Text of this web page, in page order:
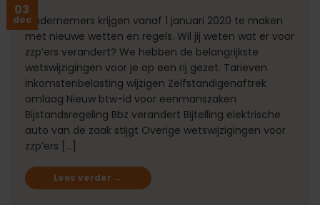
03
decOndernemers krijgen vanaf 1 januari 2020 te maken
met nieuwe wetten en regels. Wil jij weten wat er voor
zzp’ers verandert? We hebben de belangrijkste
wetswijzigingen voor je op een rij gezet. Tarieven
inkomstenbelasting wijzigen Zelfstandigenaftrek
omlaag Nieuw btw-id voor eenmanszaken
Bijstandsregeling Bbz verandert Bijtelling elektrische
auto van de zaak stijgt Overige wetswijzigingen voor
zzp’ers […]
Lees verder →